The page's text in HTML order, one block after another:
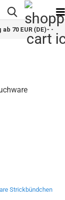
EUR (DE)- - -